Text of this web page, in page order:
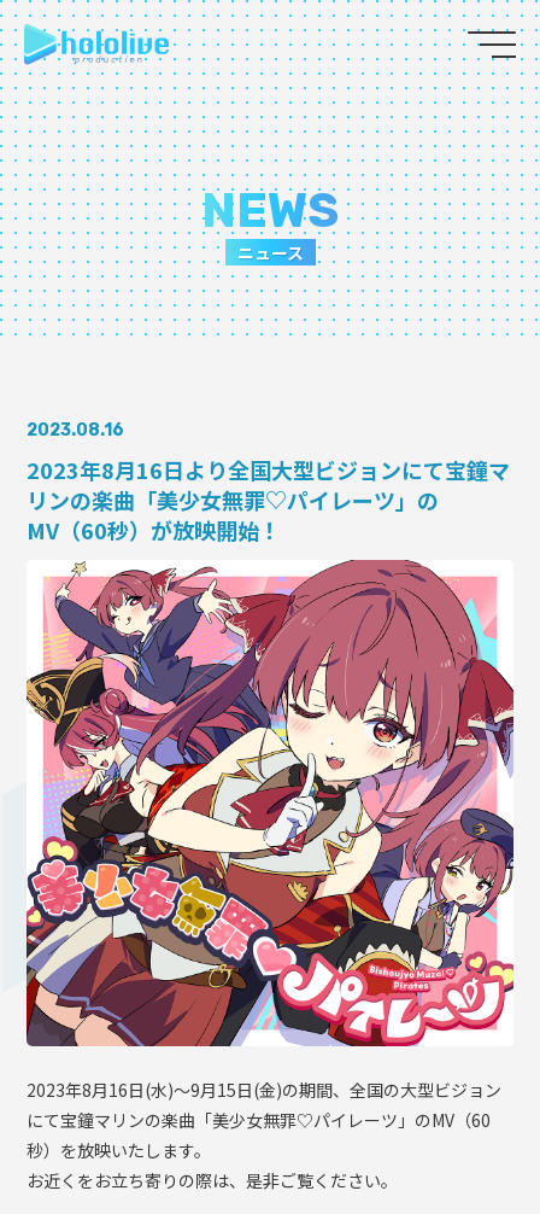
EN
JP
ABOUT
TALENT
NEWS
COLLABORATION
SUPPORT ADVERTISING
OFFICIAL SHOP
HOLODULE
会社概要
プライバシーポリシー
未成年の方々へのお願い
二次創作ガイドライン
よくある質問
サポーターガイドライン
NEWS
ニュース
2023.08.16
2023年8月16日より全国大型ビジョンにて宝鐘マ
リンの楽曲「美少女無罪♡パイレーツ」の
MV（60秒）が放映開始！
2023年8月16日(水)〜9月15日(金)の期間、全国の大型ビジョン
にて宝鐘マリンの楽曲「美少女無罪♡パイレーツ」のMV（60
秒）を放映いたします。
お近くをお立ち寄りの際は、是非ご覧ください。